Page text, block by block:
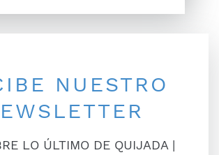
NUESTRO
LO ÚLTIMO DE QUIJADA |